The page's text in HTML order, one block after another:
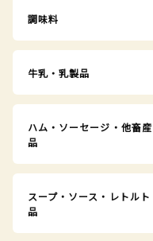
調味料
牛乳・乳製品
ハム・ソーセージ・他畜産
品
スープ・ソース・レトルト
品